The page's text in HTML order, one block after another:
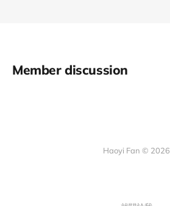
Member discussion
Haoyi Fan © 2026